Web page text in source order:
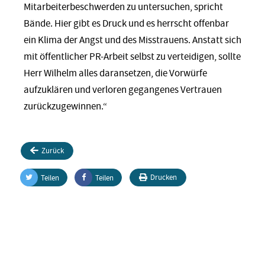
Mitarbeiterbeschwerden zu untersuchen, spricht
Bände. Hier gibt es Druck und es herrscht offenbar
ein Klima der Angst und des Misstrauens. Anstatt sich
mit öffentlicher PR-Arbeit selbst zu verteidigen, sollte
Herr Wilhelm alles daransetzen, die Vorwürfe
aufzuklären und verloren gegangenes Vertrauen
zurückzugewinnen.“
Zurück
Teilen Teilen Drucken